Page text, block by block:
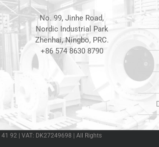
No. 99, Jinhe Road,
Nordic Industrial Park
Zhenhai, Ningbo, PRC.
+86 574 8630 8790
92 | VAT: DK27249698 | All Rights